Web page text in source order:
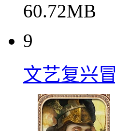
60.72MB
9
文艺复兴